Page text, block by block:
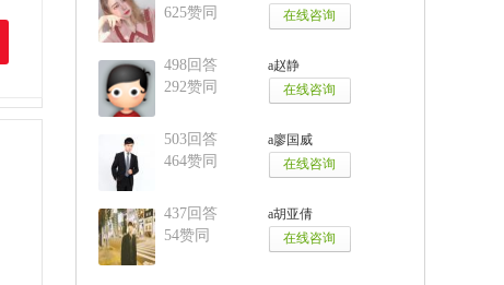
625赞同
a赵静
498回答
292赞同
a廖国威
503回答
464赞同
a胡亚倩
437回答
54赞同